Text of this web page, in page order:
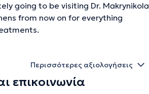
going to be visiting Dr. Makrynikola
from now on for everything
Περισσότερες αξιολογήσεις
επικοινωνία